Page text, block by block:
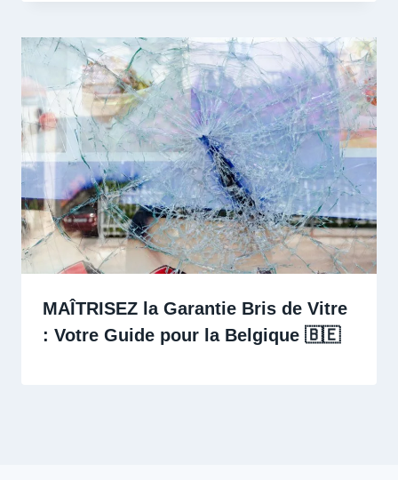
MAÎTRISEZ la Garantie Bris de Vitre
: Votre Guide pour la Belgique 🇧🇪 ️